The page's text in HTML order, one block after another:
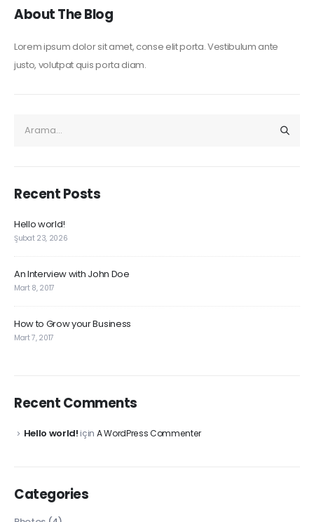
About The Blog
Lorem ipsum dolor sit amet, conse elit porta. Vestibulum ante
justo, volutpat quis porta diam.
Recent Posts
Hello world!
Şubat 23, 2026
An Interview with John Doe
Mart 8, 2017
How to Grow your Business
Mart 7, 2017
Recent Comments
Hello world! için A WordPress Commenter
Categories